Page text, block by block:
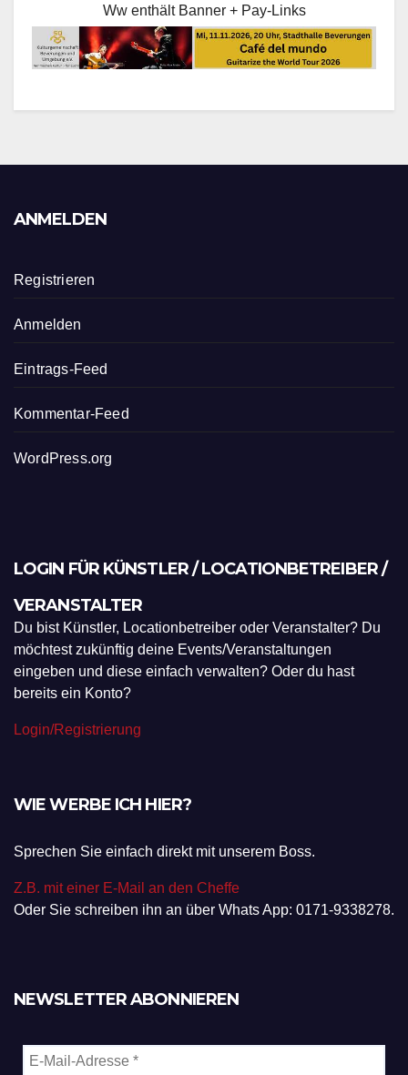
Ww enthält Banner + Pay-Links
ANMELDEN
Registrieren
Anmelden
Eintrags-Feed
Kommentar-Feed
WordPress.org
LOGIN FÜR KÜNSTLER / LOCATIONBETREIBER /
VERANSTALTER
Du bist Künstler, Locationbetreiber oder Veranstalter? Du
möchtest zukünftig deine Events/Veranstaltungen
eingeben und diese einfach verwalten? Oder du hast
bereits ein Konto?
Login/Registrierung
WIE WERBE ICH HIER?
Sprechen Sie einfach direkt mit unserem Boss.
Z.B. mit einer E-Mail an den Cheffe
Oder Sie schreiben ihn an über Whats App: 0171-9338278.
NEWSLETTER ABONNIEREN